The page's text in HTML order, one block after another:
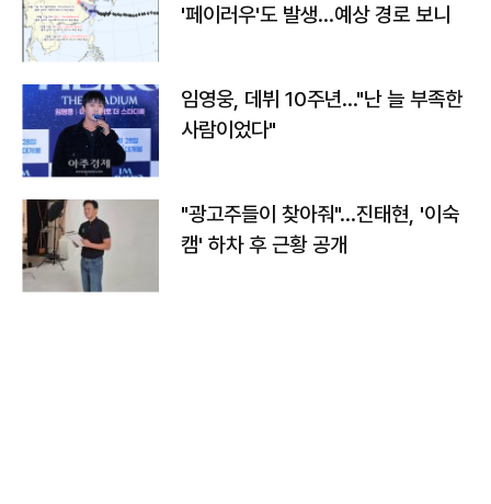
'페이러우'도 발생…예상 경로 보니
임영웅, 데뷔 10주년…"난 늘 부족한
사람이었다"
"광고주들이 찾아줘"…진태현, '이숙
캠' 하차 후 근황 공개